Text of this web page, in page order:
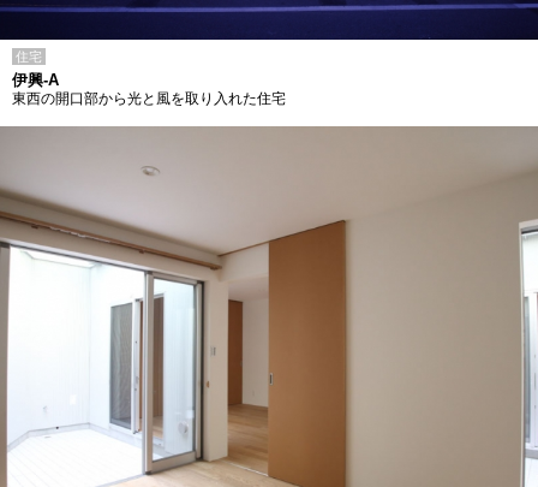
住宅
伊興-A
東西の開口部から光と風を取り入れた住宅